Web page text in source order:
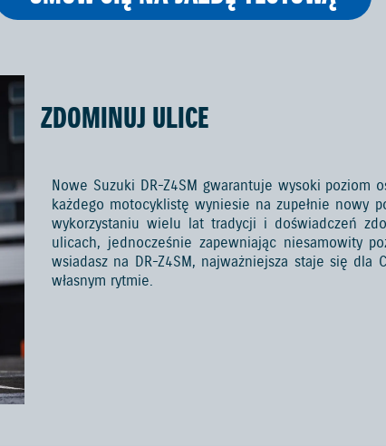
ZDOMINUJ ULICE
Nowe Suzuki DR-Z4SM gwarantuje wysoki poziom
każdego motocyklistę wyniesie na zupełnie nowy
wykorzystaniu wielu lat tradycji i doświadczeń
ulicach, jednocześnie zapewniając niesamowity
wsiadasz na DR-Z4SM, najważniejsza staje się dla
własnym rytmie.